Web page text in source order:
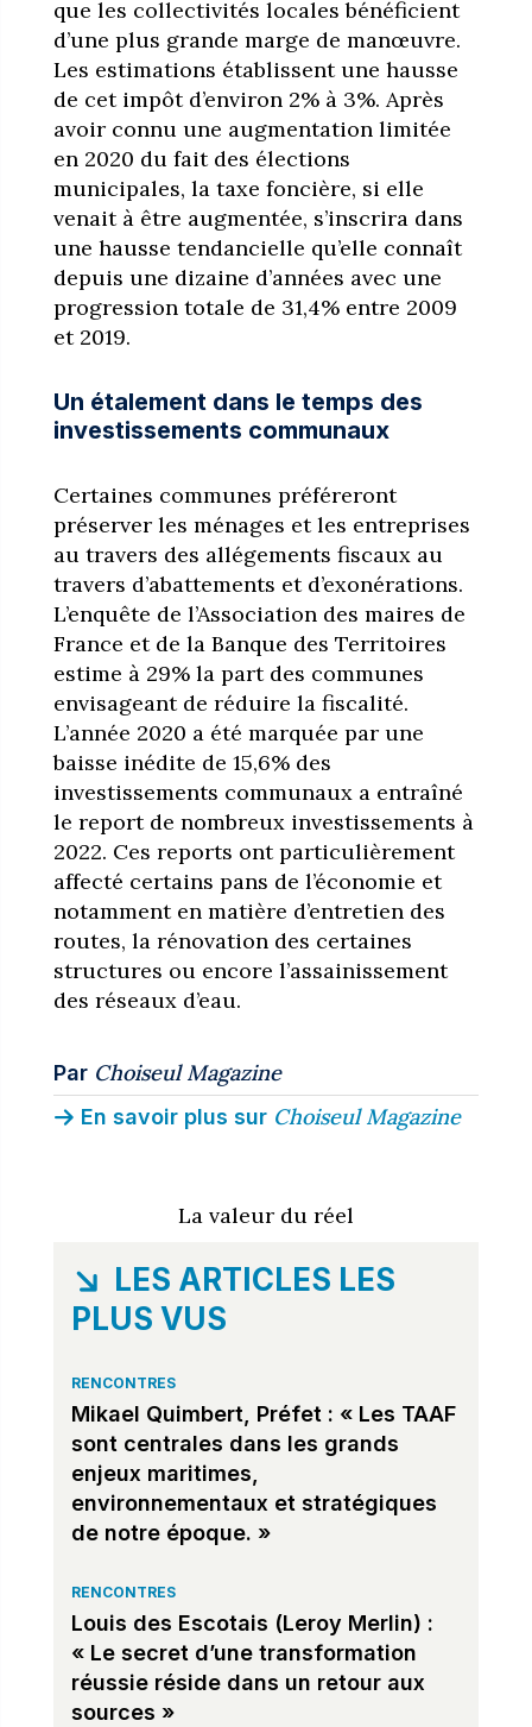
que les collectivités locales bénéficient
d’une plus grande marge de manœuvre.
Les estimations établissent une hausse
de cet impôt d’environ 2% à 3%. Après
avoir connu une augmentation limitée
en 2020 du fait des élections
municipales, la taxe foncière, si elle
venait à être augmentée, s’inscrira dans
une hausse tendancielle qu’elle connaît
depuis une dizaine d’années avec une
progression totale de 31,4% entre 2009
et 2019.
Un étalement dans le temps des
investissements communaux
Certaines communes préféreront
préserver les ménages et les entreprises
au travers des allégements fiscaux au
travers d’abattements et d’exonérations.
L’enquête de l’Association des maires de
France et de la Banque des Territoires
estime à 29% la part des communes
envisageant de réduire la fiscalité.
L’année 2020 a été marquée par une
baisse inédite de 15,6% des
investissements communaux a entraîné
le report de nombreux investissements à
2022. Ces reports ont particulièrement
affecté certains pans de l’économie et
notamment en matière d’entretien des
routes, la rénovation des certaines
structures ou encore l’assainissement
des réseaux d’eau.
Par Choiseul Magazine
En savoir plus sur Choiseul Magazine
La valeur du réel
LES ARTICLES LES
PLUS VUS
RENCONTRES
Mikael Quimbert, Préfet : « Les TAAF
sont centrales dans les grands
enjeux maritimes,
environnementaux et stratégiques
de notre époque. »
RENCONTRES
Louis des Escotais (Leroy Merlin) :
« Le secret d’une transformation
réussie réside dans un retour aux
sources »